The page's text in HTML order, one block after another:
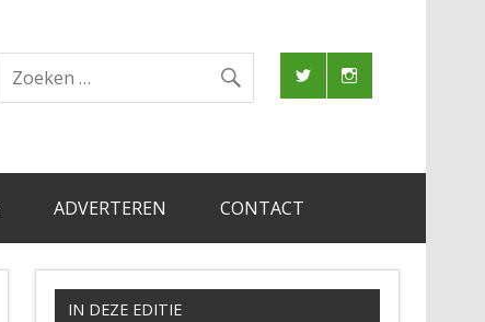
ADVERTEREN CONTACT
IN DEZE EDITIE